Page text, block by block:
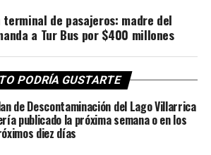
de pasajeros: madre del
a Tur Bus por $400 millones
PODRÍA GUSTARTE
de Descontaminación del Lago Villarrica
publicado la próxima semana o en los
diez días